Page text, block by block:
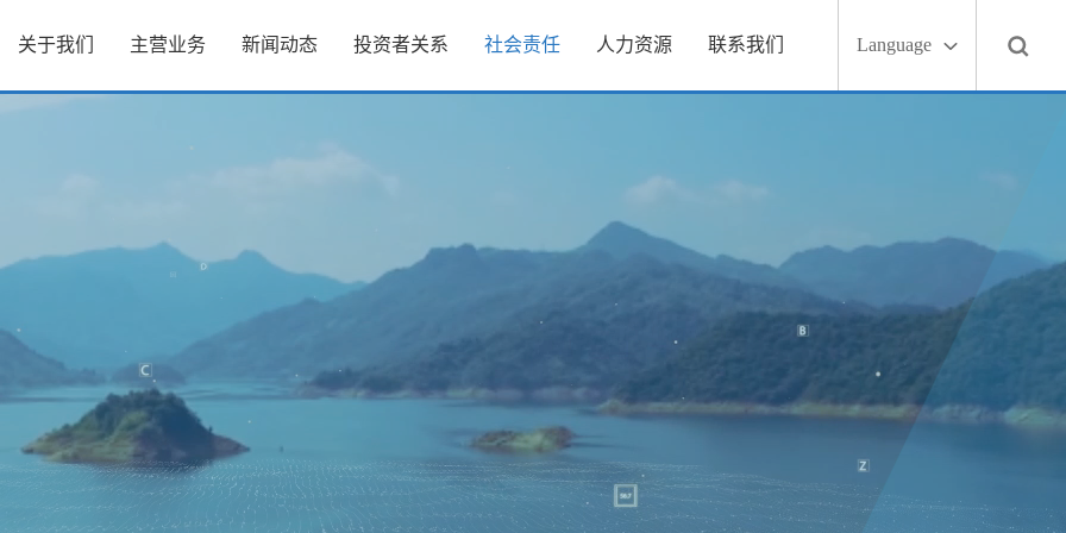
关于我们 主营业务 新闻动态 投资者关系 社会责任 人力资源 联系我们 Language